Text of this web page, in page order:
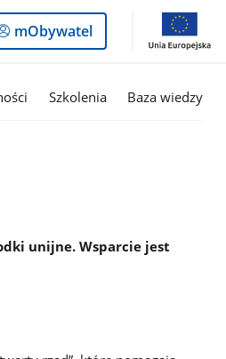
Logowanie
do
mObywatel
Szkolenia Baza wiedzy
unijne. Wsparcie jest